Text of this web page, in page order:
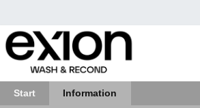
Start Information